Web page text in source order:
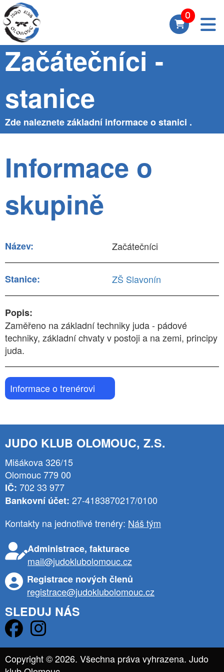
Skupina
Začátečníci -
stanice
Zde naleznete základní informace o stanici .
Informace o
skupině
Název: Začátečníci
Stanice: ZŠ Slavonín
Popis:
Zaměřeno na základní techniky juda - pádové
techniky, základní chvaty v postoji a na zemi, principy
juda.
Informace o trenérovi
JUDO KLUB OLOMOUC, Z.S.
Mišákova 326/15
Olomouc 779 00
IČ: 702 33 977
Bankovní účet: 27-4183870217/0100
Kontakty na jednotlivé trenéry: Náš tým
Administrace, fakturace
mail@judoklubolomouc.cz
Registrace nových členů
registrace@judoklubolomouc.cz
SLEDUJ NÁS
Copyright © 2026. Všechna práva vyhrazena. Judo